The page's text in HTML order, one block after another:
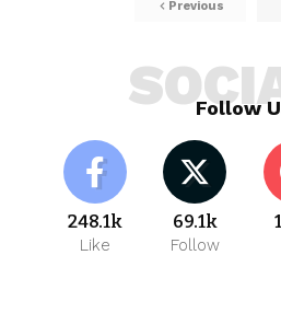
Previous
Follow
248.1k
Like
69.1k
Follow